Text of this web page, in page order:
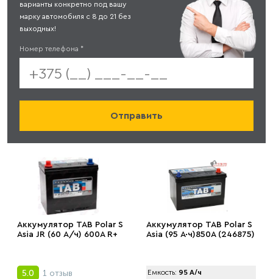
варианты конкретно под вашу
марку автомобиля с 8 до 21 без
выходных!
Номер телефона *
Аккумулятор TAB Polar S
Asia JR (60 А/ч) 600А R+
5.0 1 отзыв
Аккумулятор TAB Polar S
Asia (95 А·ч)850А (246875)
Емкость: 95 А/ч